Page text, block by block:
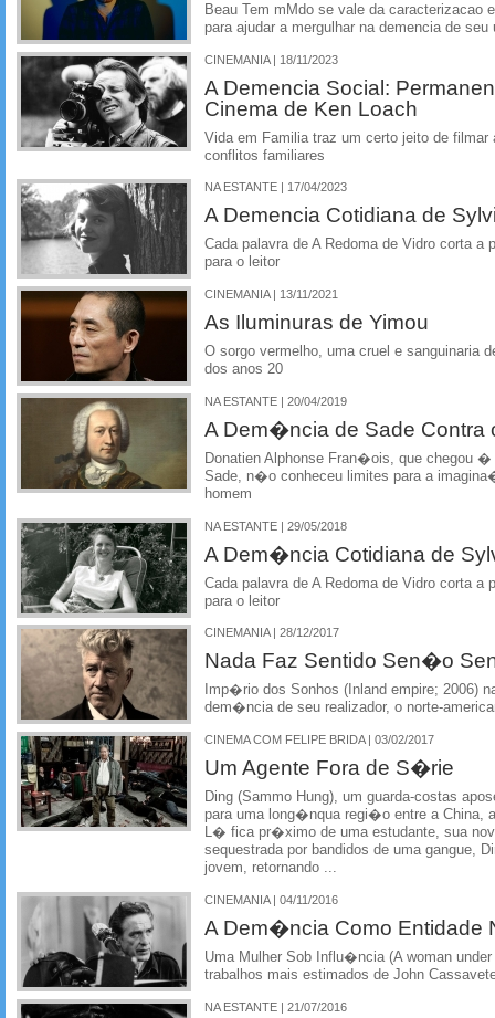
Beau Tem mMdo se vale da caracterizacao
para ajudar a mergulhar na demencia de seu
CINEMANIA | 18/11/2023
A Demencia Social:
Cinema de Ken Loach
Vida em Familia traz um certo jeito de
conflitos familiares
NA ESTANTE | 17/04/2023
A Demencia Cotidiana de
Cada palavra de A Redoma de Vidro corta a
para o leitor
CINEMANIA | 13/11/2021
As Iluminuras de Yimou
O sorgo vermelho, uma cruel e sanguinaria
dos anos 20
NA ESTANTE | 20/04/2019
A Dem�ncia de Sade
Donatien Alphonse Fran�ois, que chegou
Sade, n�o conheceu limites para a
homem
NA ESTANTE | 29/05/2018
A Dem�ncia Cotidiana de
Cada palavra de A Redoma de Vidro corta a
para o leitor
CINEMANIA | 28/12/2017
Nada Faz Sentido Sen�o
Imp�rio dos Sonhos (Inland empire; 2006)
dem�ncia de seu realizador, o norte-
CINEMA COM FELIPE BRIDA | 03/02/2017
Um Agente Fora de S�rie
Ding (Sammo Hung), um guarda-costas
para uma long�nqua regi�o entre a
L� fica pr�ximo de uma estudante, sua
sequestrada por bandidos de uma gangue,
jovem, retornando ...
CINEMANIA | 04/11/2016
A Dem�ncia Como Entidade
Uma Mulher Sob Influ�ncia (A woman
trabalhos mais estimados de John
NA ESTANTE | 21/07/2016